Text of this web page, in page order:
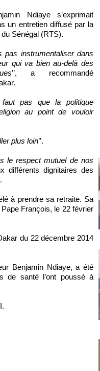
Ndiaye s’exprimait
un entretien diffusé par la
Sénégal (RTS).
pas instrumentaliser dans
qui va bien au-delà des
’’, a recommandé
pas que la politique
au point de vouloir
plus loin’’.
le respect mutuel de nos
différents dignitaires des
à prendre sa retraite. Sa
François, le 22 février
du 22 décembre 2014
Benjamin Ndiaye, a été
de santé l’ont poussé à